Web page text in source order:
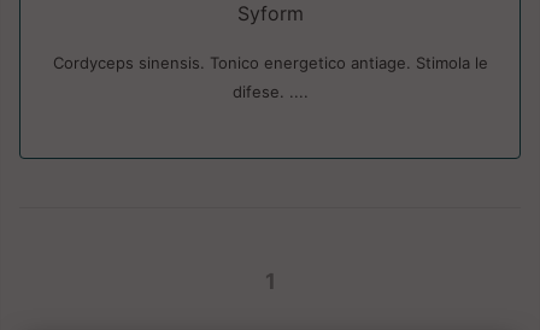
Syform
Cordyceps sinensis. Tonico energetico antiage. Stimola le
difese. ....
1